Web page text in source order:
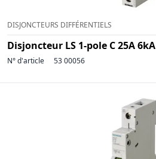
DISJONCTEURS DIFFÉRENTIELS
Disjoncteur LS 1-pole C 25A 6kA
N° d'article 53 00056